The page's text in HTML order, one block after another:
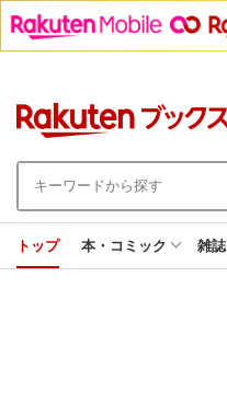
トップ 本・コミック 雑誌